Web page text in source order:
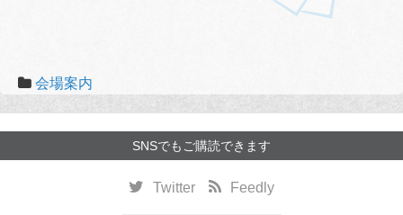
会場案内
SNSでもご購読できます
Twitter Feedly